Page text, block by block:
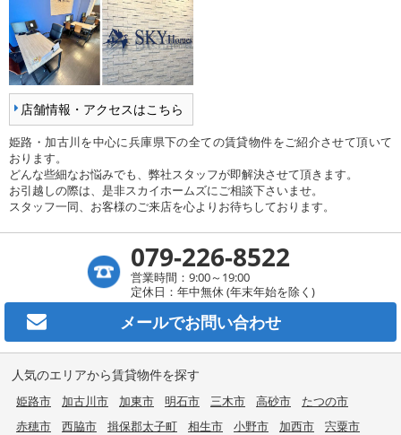
店舗情報・アクセスはこちら
姫路・加古川を中心に兵庫県下の全ての賃貸物件をご紹介させて頂いて
おります。
どんな些細なお悩みでも、弊社スタッフが即解決させて頂きます。
お引越しの際は、是非スカイホームズにご相談下さいませ。
スタッフ一同、お客様のご来店を心よりお待ちしております。
079-226-8522
営業時間：9:00～19:00
定休日：年中無休 (年末年始を除く)
メールでお問い合わせ
人気のエリアから賃貸物件を探す
姫路市 加古川市 加東市 明石市 三木市 高砂市
たつの市
赤穂市
西脇市 揖保郡太子町 相生市 小野市 加西市
宍粟市